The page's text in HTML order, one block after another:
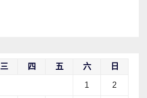
三 四 五 六 日
1 2